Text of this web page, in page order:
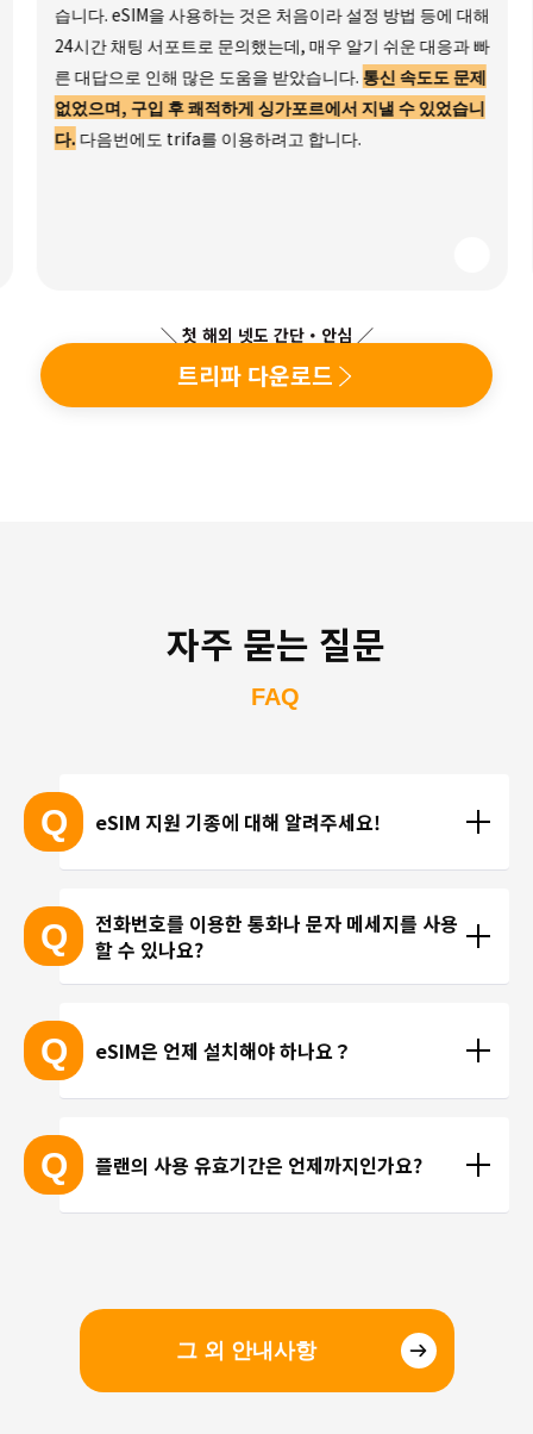
습니다. eSIM을 사용하는 것은 처음이라 설정 방법 등에 대해
24시간 채팅 서포트로 문의했는데, 매우 알기 쉬운 대응과 빠
른 대답으로 인해 많은 도움을 받았습니다. 통신 속도도 문제
없었으며, 구입 후 쾌적하게 싱가포르에서 지낼 수 있었습니
다. 다음번에도 trifa를 이용하려고 합니다.
＼ 첫 해외 넷도 간단・안심 ／
트리파 다운로드
자주 묻는 질문
FAQ
Q eSIM 지원 기종에 대해 알려주세요!
※ eSIM 지원 기기가 계속 출시되고 있기 때문에 최신
기기는 목록에 포함되지 않을 수 있습니다.
※ 고객님의 기기가 eSIM을 지원하는지 여부에 대해
서는 개별 문의를 통해 확인해 드리지 않습니다.
Q
전화번호를 이용한 통화나 문자 메세지를 사용
할 수 있나요?
고 있지 않습니다. 카카오톡, 인스타그램 등 인터넷 회
선을 이용한 통화를 이용해 주시기 바랍니다.
Q eSIM은 언제 설치해야 하나요？
하셔도 괜찮습니다. 현지 공항의 와이파이 속도가 걱
정되시는 분들은 국내에서 설치 및 설정을 완료하고,
현지에서 eSIM만 전환하는 방법을 추천해 드립니다.
Q 플랜의 사용 유효기간은 언제까지인가요?
그 외 안내사항